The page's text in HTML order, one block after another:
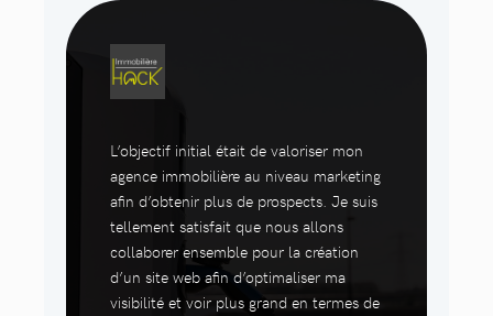
L’objectif initial était de valoriser mon
agence immobilière au niveau marketing
afin d’obtenir plus de prospects. Je suis
tellement satisfait que nous allons
collaborer ensemble pour la création
d’un site web afin d’optimaliser ma
visibilité et voir plus grand en termes de